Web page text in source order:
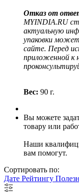
Отказ от
MYINDIA.RU
актуальную
упаковки
сайте. Перед
приложенной к
Вес: 90 г.
Вы можете
товару или
Наши
вам помогут.
Сортировать по:
Дате Рейтингу